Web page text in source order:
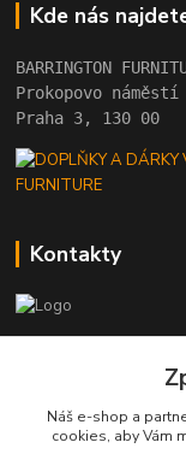
Kde nás
BARRINGTON
Prokopovo náměstí
Praha 3, 130 00
Kontakty
Náš e-shop a
cookies, aby Vám